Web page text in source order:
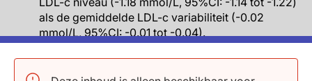
als de gemiddelde LDL-c variabiliteit (-0.02
mmol/L, 95%CI: -0.01 tot -0.04).
variabiliteit geassocieerd met lagere cognitieve
scores in beide groepen: een dalende trend werd